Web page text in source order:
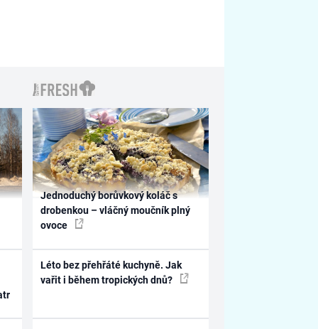
Jednoduchý borůvkový koláč s
drobenkou – vláčný moučník plný
ovoce
Léto bez přehřáté kuchyně. Jak
vařit i během tropických dnů?